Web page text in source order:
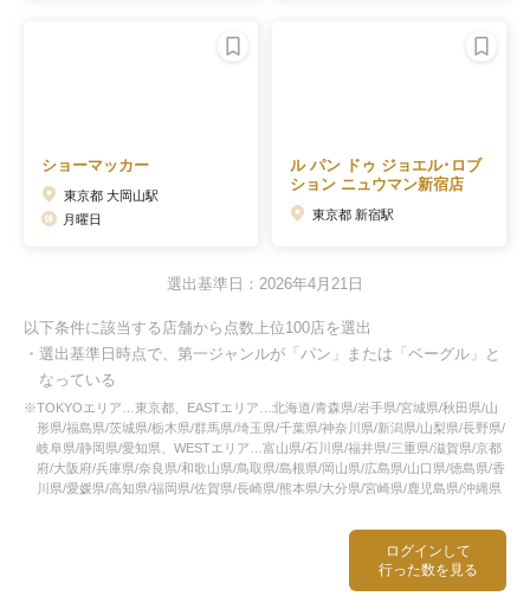
ログインして
行った数を見る
ショーマッカー
東京都 大岡山駅
月曜日
ル パン ドゥ ジョエル･ロブ
ション ニュウマン新宿店
東京都 新宿駅
選出基準日：2026年4月21日
以下条件に該当する店舗から点数上位100店を選出
・選出基準日時点で、第一ジャンルが「パン」または「ベーグル」と
なっている
※TOKYOエリア…東京都、EASTエリア…北海道/青森県/岩手県/宮城県/秋田県/山
形県/福島県/茨城県/栃木県/群馬県/埼玉県/千葉県/神奈川県/新潟県/山梨県/長野県/
岐阜県/静岡県/愛知県、WESTエリア…富山県/石川県/福井県/三重県/滋賀県/京都
府/大阪府/兵庫県/奈良県/和歌山県/鳥取県/島根県/岡山県/広島県/山口県/徳島県/香
川県/愛媛県/高知県/福岡県/佐賀県/長崎県/熊本県/大分県/宮崎県/鹿児島県/沖縄県